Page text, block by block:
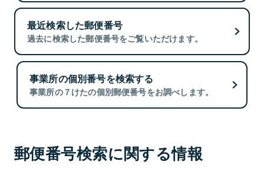
最近検索した郵便番号
過去に検索した郵便番号をご覧いただけます。
事業所の個別番号を検索する
事業所の７けたの個別郵便番号をお調べします。
郵便番号検索に関する情報